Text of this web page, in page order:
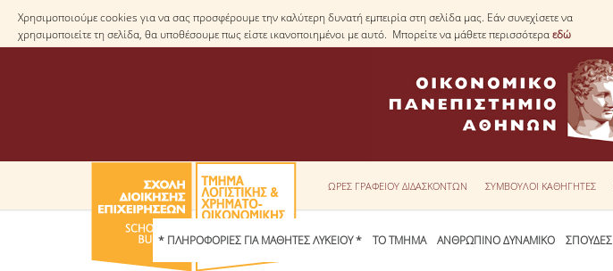
Χρησιμοποιούμε cookies για να σας προσφέρουμε την καλύτερη δυνατή εμπειρία στη σελίδα μας. Εάν συνεχίσετε να
χρησιμοποιείτε τη σελίδα, θα υποθέσουμε πως είστε ικανοποιημένοι με αυτό. Μπορείτε να μάθετε περισσότεραεδώ
ΩΡΕΣ ΓΡΑΦΕΙΟΥ ΔΙΔΑΣΚΟΝΤΩΝ ΣΥΜΒΟΥΛΟΙ ΚΑΘΗΓΗΤΕΣ
* ΠΛΗΡΟΦΟΡΙΕΣ ΓΙΑ ΜΑΘΗΤΕΣ ΛΥΚΕΙΟΥ * ΤΟ ΤΜΗΜΑ ΑΝΘΡΩΠΙΝΟ ΔΥΝΑΜΙΚΟ ΣΠΟΥΔΕΣ